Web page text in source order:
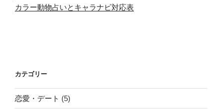
カラー動物占いとキャラナビ対応表
カテゴリー
恋愛・デート (5)